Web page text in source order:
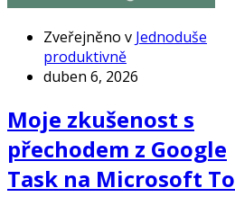
Zveřejněno v Jednoduše
produktivně
duben 6, 2026
Moje zkušenost s
přechodem z Google
Task na Microsoft To